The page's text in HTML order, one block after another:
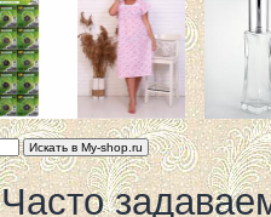
Часто